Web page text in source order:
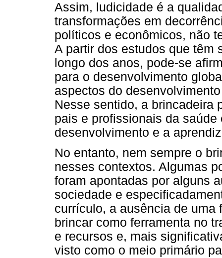
Assim, ludicidade é a
transformações em
políticos e econômicos, não
A partir dos estudos que têm
longo dos anos, pode-se
para o desenvolvimento
aspectos do
Nesse sentido, a brincadeira
pais e profissionais da
desenvolvimento e a
No entanto, nem sempre o
nesses contextos. Algumas
foram apontadas por alguns
sociedade e
currículo, a ausência de uma
brincar como ferramenta no
e recursos e, mais
visto como o meio primário